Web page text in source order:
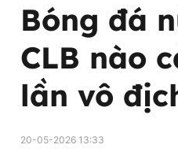
Bóng đá
CLB nào
lần vô
20-05-2026 13:33